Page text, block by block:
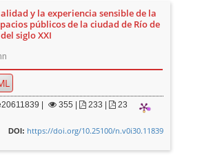
y la experiencia sensible de la
públicos de la ciudad de Río de
siglo XXI
| 355 | 233 | 23
DOI: https://doi.org/10.25100/n.v0i30.11839